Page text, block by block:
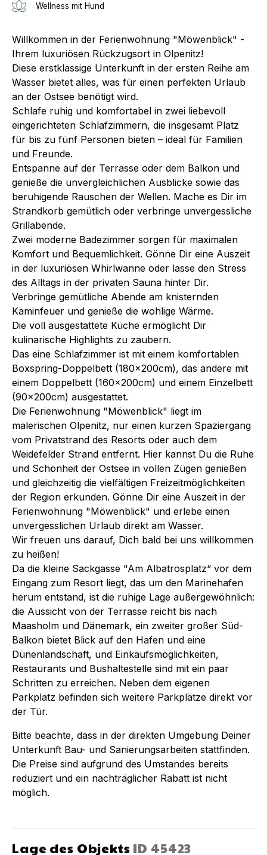
Wellness mit Hund
Willkommen in der Ferienwohnung "Möwenblick" -
Ihrem luxuriösen Rückzugsort in Olpenitz!
Diese erstklassige Unterkunft in der ersten Reihe am
Wasser bietet alles, was für einen perfekten Urlaub
an der Ostsee benötigt wird.
Schlafe ruhig und komfortabel in zwei liebevoll
eingerichteten Schlafzimmern, die insgesamt Platz
für bis zu fünf Personen bieten – ideal für Familien
und Freunde.
Entspanne auf der Terrasse oder dem Balkon und
genieße die unvergleichlichen Ausblicke sowie das
beruhigende Rauschen der Wellen. Mache es Dir im
Strandkorb gemütlich oder verbringe unvergessliche
Grillabende.
Zwei moderne Badezimmer sorgen für maximalen
Komfort und Bequemlichkeit. Gönne Dir eine Auszeit
in der luxuriösen Whirlwanne oder lasse den Stress
des Alltags in der privaten Sauna hinter Dir.
Verbringe gemütliche Abende am knisternden
Kaminfeuer und genieße die wohlige Wärme.
Die voll ausgestattete Küche ermöglicht Dir
kulinarische Highlights zu zaubern.
Das eine Schlafzimmer ist mit einem komfortablen
Boxspring-Doppelbett (180x200cm), das andere mit
einem Doppelbett (160x200cm) und einem Einzelbett
(90x200cm) ausgestattet.
Die Ferienwohnung "Möwenblick" liegt im
malerischen Olpenitz, nur einen kurzen Spaziergang
vom Privatstrand des Resorts oder auch dem
Weidefelder Strand entfernt. Hier kannst Du die Ruhe
und Schönheit der Ostsee in vollen Zügen genießen
und gleichzeitig die vielfältigen Freizeitmöglichkeiten
der Region erkunden. Gönne Dir eine Auszeit in der
Ferienwohnung "Möwenblick" und erlebe einen
unvergesslichen Urlaub direkt am Wasser.
Wir freuen uns darauf, Dich bald bei uns willkommen
zu heißen!
Da die kleine Sackgasse "Am Albatrosplatz“ vor dem
Eingang zum Resort liegt, das um den Marinehafen
herum entstand, ist die ruhige Lage außergewöhnlich:
die Aussicht von der Terrasse reicht bis nach
Maasholm und Dänemark, ein zweiter großer Süd-
Balkon bietet Blick auf den Hafen und eine
Dünenlandschaft, und Einkaufsmöglichkeiten,
Restaurants und Bushaltestelle sind mit ein paar
Schritten zu erreichen. Neben dem eigenen
Parkplatz befinden sich weitere Parkplätze direkt vor
der Tür.
Bitte beachte, dass in der direkten Umgebung Deiner
Unterkunft Bau- und Sanierungsarbeiten stattfinden.
Die Preise sind aufgrund des Umstandes bereits
reduziert und ein nachträglicher Rabatt ist nicht
möglich.
Lage des Objekts ID 45423